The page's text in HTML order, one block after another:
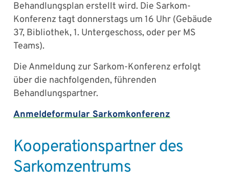
Behandlungsplan erstellt wird. Die Sarkom-
Konferenz tagt donnerstags um 16 Uhr (Gebäude
37, Bibliothek, 1. Untergeschoss, oder per MS
Teams).
Die Anmeldung zur Sarkom-Konferenz erfolgt
über die nachfolgenden, führenden
Behandlungspartner.
Anmeldeformular Sarkomkonferenz
Kooperationspartner des
Sarkomzentrums